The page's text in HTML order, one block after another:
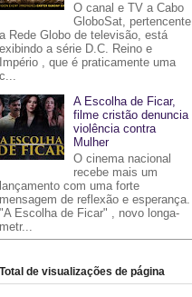
O canal e TV a Cabo
GloboSat, pertencente
a Rede Globo de televisão, está
exibindo a série D.C. Reino e
Império , que é praticamente uma
c...
A Escolha de Ficar,
filme cristão denuncia
violência contra
Mulher
O cinema nacional
recebe mais um
lançamento com uma forte
mensagem de reflexão e esperança.
"A Escolha de Ficar" , novo longa-
metr...
Total de visualizações de página